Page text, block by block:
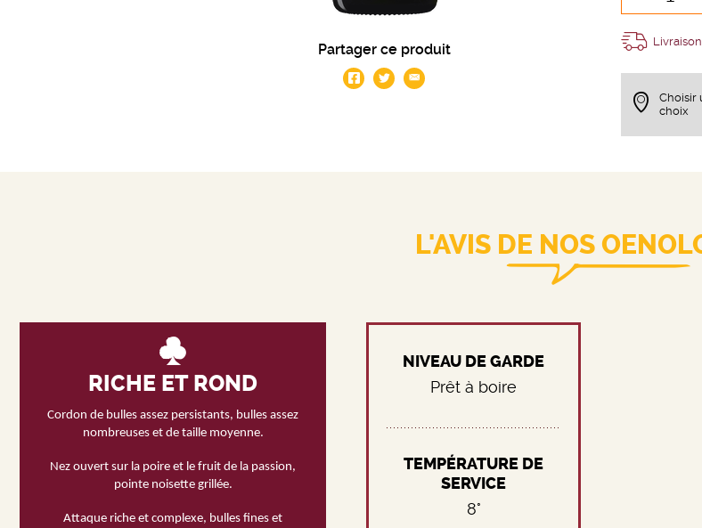
Partager ce produit
Choisir
choix
L'AVIS DE NOS
RICHE ET ROND
Cordon de bulles assez persistants, bulles assez
nombreuses et de taille moyenne.
Nez ouvert sur la poire et le fruit de la passion,
pointe noisette grillée.
Attaque riche et complexe, bulles fines et
NIVEAU DE GARDE
Prêt à boire
TEMPÉRATURE DE
SERVICE
8°